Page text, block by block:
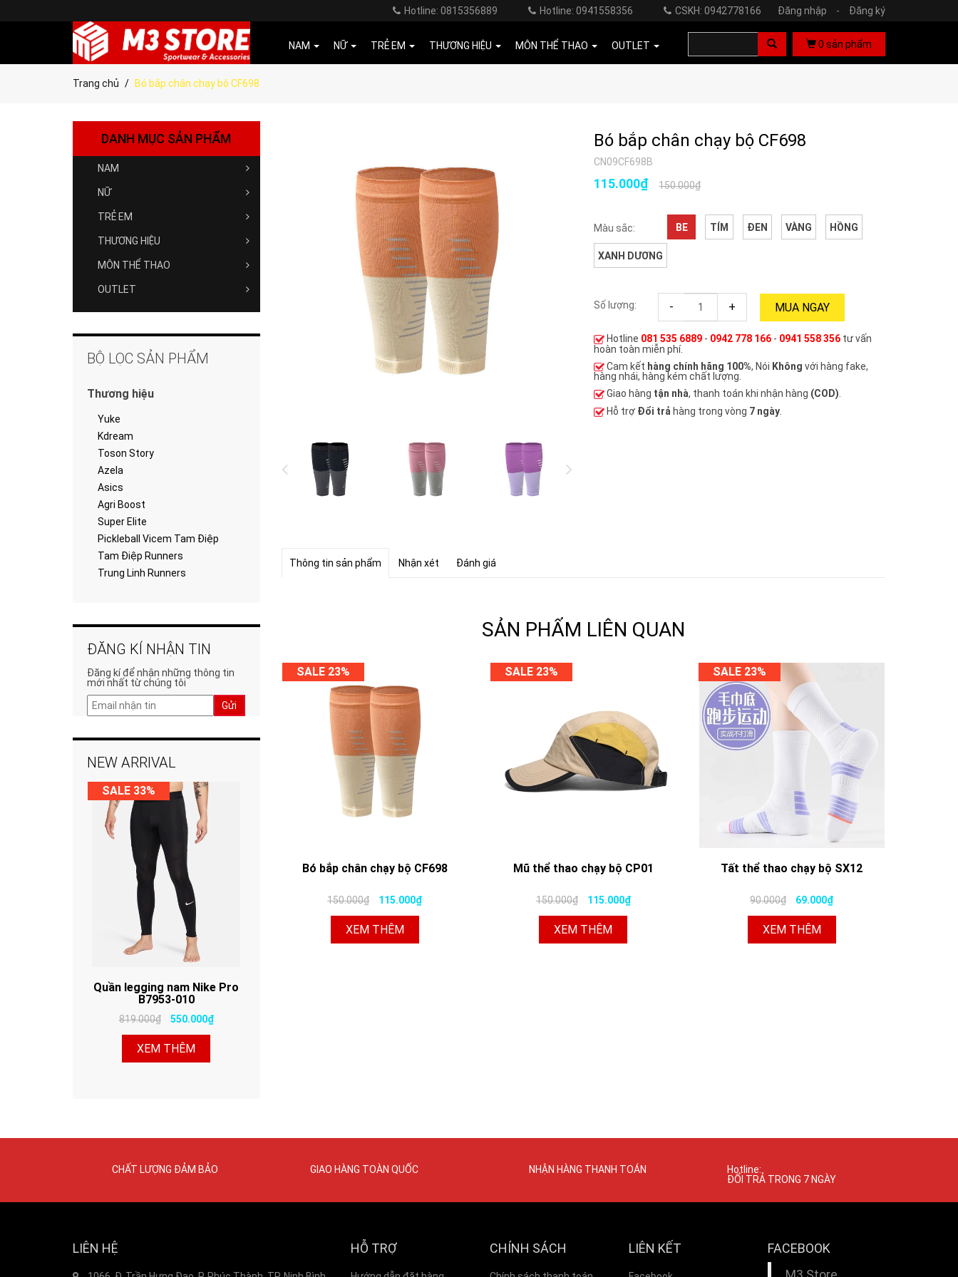
Hotline: 0815356889 Hotline: 0941558356 CSKH: 0942778166 Đăng nhập - Đăng ký
NAM NỮ TRẺ EM THƯƠNG HIỆU MÔN THỂ THAO OUTLET 0 sản phẩm
Trang chủ Bó bắp chân chạy bộ CF698
Bó bắp chân chạy bộ CF698
CN09CF698B
150.000₫
115.000₫
Màu sắc: BE TÍM ĐEN VÀNG HỒNG
XANH DƯƠNG
Số lượng: - + MUA NGAY
Hotline 081 535 6889 - 0942 778 166 - 0941 558 356 tư vấn
hoàn toàn miễn phí.
Cam kết hàng chính hãng 100%, Nói Không với hàng fake,
hàng nhái, hàng kém chất lượng.
Giao hàng tận nhà, thanh toán khi nhận hàng (COD).
Hỗ trợ Đổi trả hàng trong vòng 7 ngày
Thông tin sản phẩm Nhận xét Đánh giá
SẢN PHẨM LIÊN QUAN
SALE 23%
Bó bắp chân chạy bộ CF698
150.000₫ 115.000₫
XEM THÊM
SALE 23%
Mũ thể thao chạy bộ CP01
150.000₫ 115.000₫
XEM THÊM
SALE 23%
Tất thể thao chạy bộ SX12
90.000₫ 69.000₫
XEM THÊM
DANH MỤC SẢN PHẨM
NAM
NỮ
TRẺ EM
THƯƠNG HIỆU
MÔN THỂ THAO
OUTLET
BỘ LỌC SẢN PHẨM
Thương hiệu
Yuke
Kdream
Toson Story
Azela
Asics
Agri Boost
Super Elite
Pickleball Vicem Tam Điệp
Tam Điệp Runners
Trung Linh Runners
ĐĂNG KÍ NHẬN TIN
Đăng kí để nhận những thông tin
mới nhất từ chúng tôi
Gửi
NEW ARRIVAL
SALE 33%
Quần legging nam Nike Pro
B7953-010
819.000₫ 550.000₫
XEM THÊM
CHẤT LƯỢNG ĐẢM BẢO GIAO HÀNG TOÀN QUỐC NHẬN HÀNG THANH TOÁN
Hotline:
ĐỔI TRẢ TRONG 7 NGÀY
LIÊN HỆ HỖ TRỢ CHÍNH SÁCH LIÊN KẾT FACEBOOK